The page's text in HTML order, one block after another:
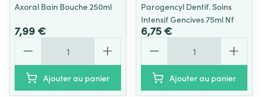
Axoral Bain Bouche 250ml
7,99 €
Ajouter au panier
Parogencyl Dentif. Soins
Intensif Gencives 75ml Nf
6,75 €
Ajouter au panier